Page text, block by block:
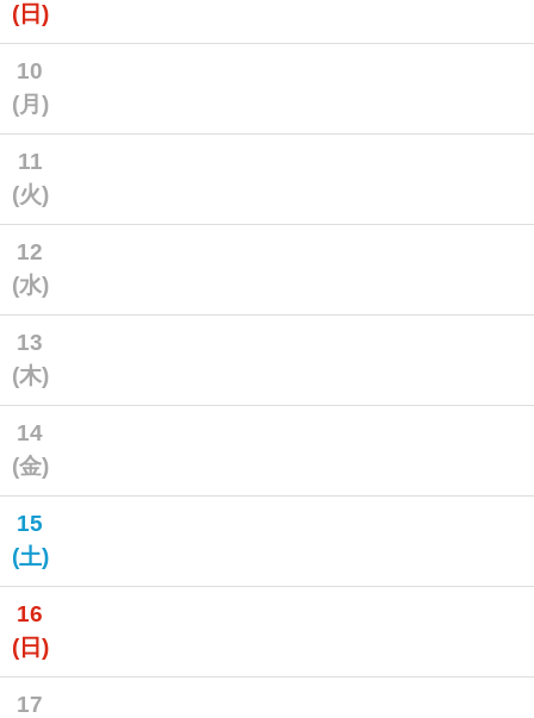
(日)
10
(月)
11
(火)
12
(水)
13
(木)
14
(金)
15
(土)
16
(日)
17